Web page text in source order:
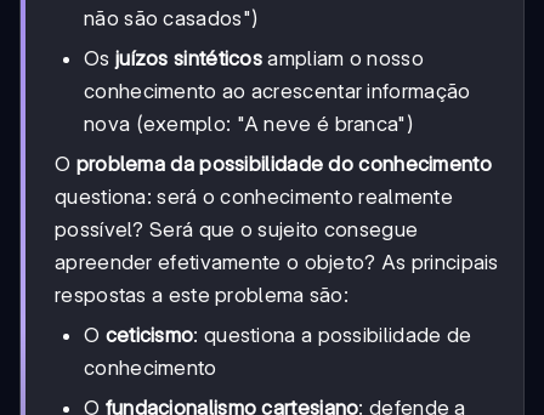
não são casados")
Os juízos sintéticos ampliam o nosso
conhecimento ao acrescentar informação
nova (exemplo: "A neve é branca")
O problema da possibilidade do conhecimento
questiona: será o conhecimento realmente
possível? Será que o sujeito consegue
apreender efetivamente o objeto? As principais
respostas a este problema são:
O ceticismo: questiona a possibilidade de
conhecimento
O fundacionalismo cartesiano: defende a